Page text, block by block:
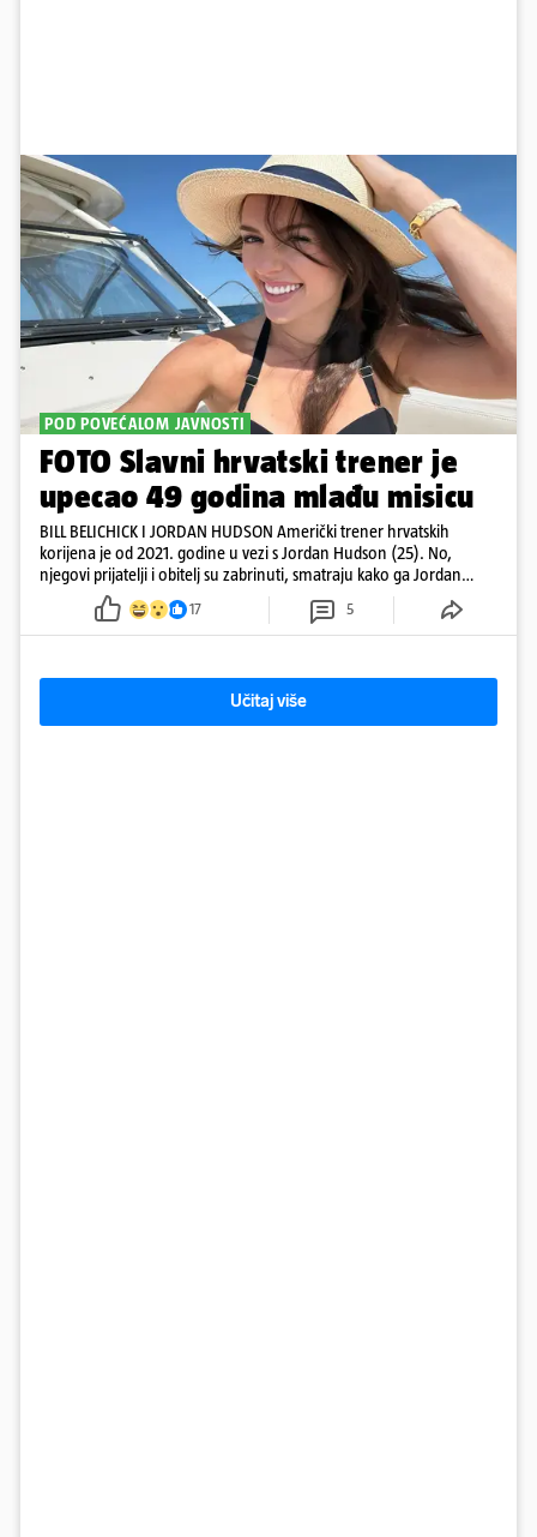
POD POVEĆALOM JAVNOSTI
FOTO Slavni hrvatski trener je
upecao 49 godina mlađu misicu
BILL BELICHICK I JORDAN HUDSON Američki trener hrvatskih
korijena je od 2021. godine u vezi s Jordan Hudson (25). No,
njegovi prijatelji i obitelj su zabrinuti, smatraju kako ga Jordan
kontrolira
17 5
Učitaj više